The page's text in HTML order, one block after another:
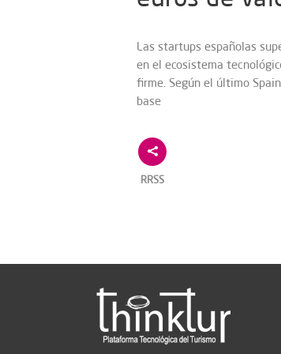
Las startups españolas
en el ecosistema
firme. Según el último
base
RRSS